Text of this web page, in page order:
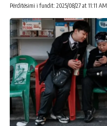
Përditësimi i fundit: 2025/08/27 at 11:11 AM